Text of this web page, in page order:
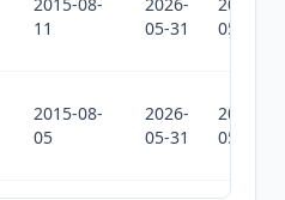
11
05-31
05-31
2015-08-
05
2026-
05-31
2026-
05-31